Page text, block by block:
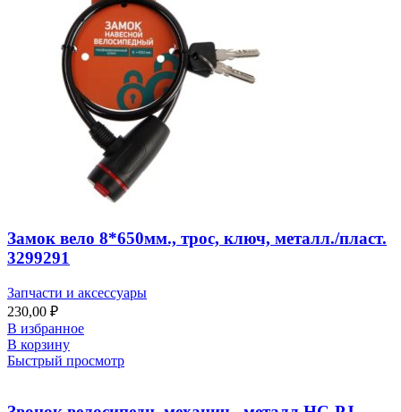
Замок вело 8*650мм., трос, ключ, металл./пласт.
3299291
Запчасти и аксессуары
230,00 ₽
В избранное
В корзину
Быстрый просмотр